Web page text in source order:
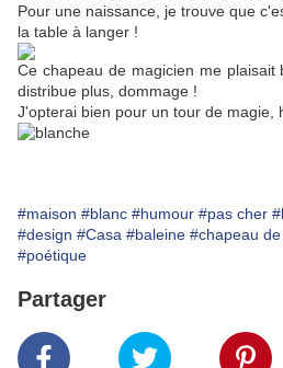
Pour une naissance, je trouve que
la table à langer !
Ce chapeau de magicien me
distribue plus, dommage !
J'opterai bien pour un tour de magie,
#maison #blanc #humour #pas cher
#design #Casa #baleine #chapeau
#poétique
Partager